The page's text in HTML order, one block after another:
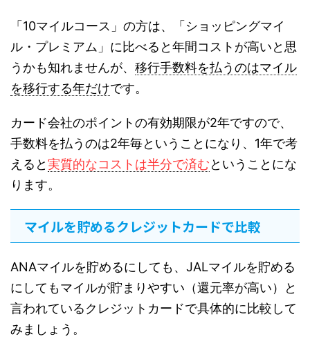
「10マイルコース」の方は、「ショッピングマイ
ル・プレミアム」に比べると年間コストが高いと思
うかも知れませんが、 移行手数料を払うのはマイル
を移行する年だけです。
カード会社のポイントの有効期限が2年ですので、
手数料を払うのは2年毎ということになり、1年で考
えると実質的なコストは半分で済むということにな
ります。
マイルを貯めるクレジットカードで比較
ANAマイルを貯めるにしても、JALマイルを貯める
にしてもマイルが貯まりやすい（還元率が高い）と
言われているクレジットカードで具体的に比較して
みましょう。